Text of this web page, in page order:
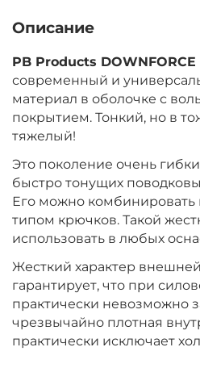
Описание
PB Products DOWNFORCE
современный и
материал в оболочке с
покрытием. Тонкий, но в
тяжелый!
Это поколение очень
быстро тонущих
Его можно
типом крючков. Такой
использовать в любых
Жесткий характер
гарантирует, что при
практически невозможно
чрезвычайно плотная
практически исключает